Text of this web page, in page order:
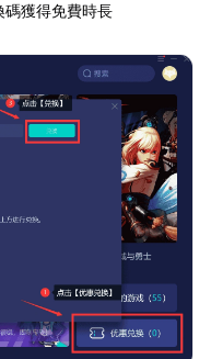
碼獲得免費時長